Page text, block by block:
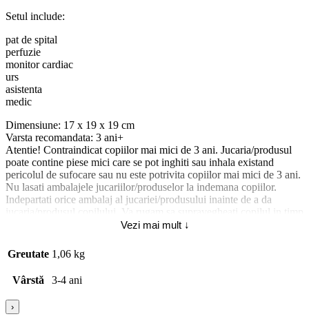
Setul include:
pat de spital
perfuzie
monitor cardiac
urs
asistenta
medic
Dimensiune: 17 x 19 x 19 cm
Varsta recomandata: 3 ani+
Atentie! Contraindicat copiilor mai mici de 3 ani. Jucaria/produsul
poate contine piese mici care se pot inghiti sau inhala existand
pericolul de sufocare sau nu este potrivita copiilor mai mici de 3 ani.
Nu lasati ambalajele jucariilor/produselor la indemana copiilor.
Indepartati orice ambalaj al jucariei/produsului inainte de a da
jucaria/produsul copilului. Va rugam sa supravegheati copilul in timp
ce se joaca/foloseste acest produs. Pastrati instructiunile si etichetele
feriti jucaria/produsul de temperaturi ridicate si umiditate.
Vezi mai mult ↓
Greutate 1,06 kg
Vârstă 3-4 ani
›